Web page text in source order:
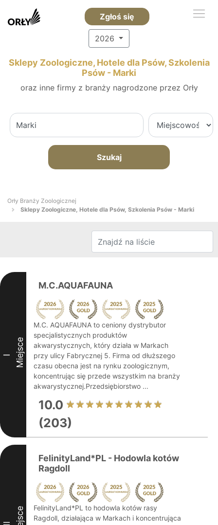
Zgłoś się
2026
Sklepy Zoologiczne, Hotele dla Psów, Szkolenia
Psów - Marki
oraz inne firmy z branży nagrodzone przez Orły
Szukaj
Orły Branży Zoologicznej
Sklepy Zoologiczne, Hotele dla Psów, Szkolenia Psów - Marki
I Miejsce
M.C.AQUAFAUNA
M.C. AQUAFAUNA to ceniony dystrybutor
specjalistycznych produktów
akwarystycznych, który działa w Markach
przy ulicy Fabrycznej 5. Firma od dłuższego
czasu obecna jest na rynku zoologicznym,
koncentrując się przede wszystkim na branży
akwarystycznej.Przedsiębiorstwo ...
10.0
(203)
II
FelinityLand*PL - Hodowla kotów
Ragdoll
FelinityLand*PL to hodowla kotów rasy
Ragdoll, działająca w Markach i koncentrująca